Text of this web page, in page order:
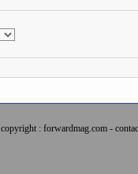
copyright : forwardmag.com -